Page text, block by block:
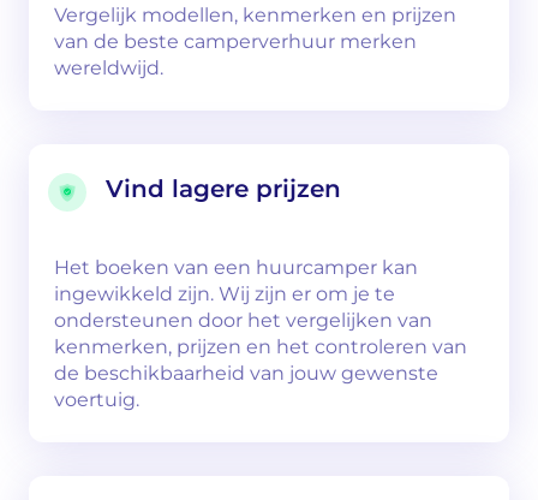
Vergelijk modellen, kenmerken en prijzen
van de beste camperverhuur merken
wereldwijd.
Vind lagere prijzen
Het boeken van een huurcamper kan
ingewikkeld zijn. Wij zijn er om je te
ondersteunen door het vergelijken van
kenmerken, prijzen en het controleren van
de beschikbaarheid van jouw gewenste
voertuig.